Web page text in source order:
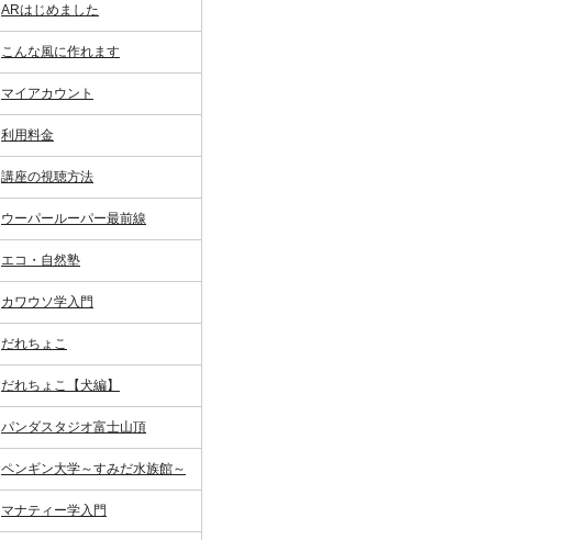
ARはじめました
こんな風に作れます
マイアカウント
利用料金
講座の視聴方法
ウーパールーパー最前線
エコ・自然塾
カワウソ学入門
だれちょこ
だれちょこ【犬編】
パンダスタジオ富士山頂
ペンギン大学～すみだ水族館～
マナティー学入門